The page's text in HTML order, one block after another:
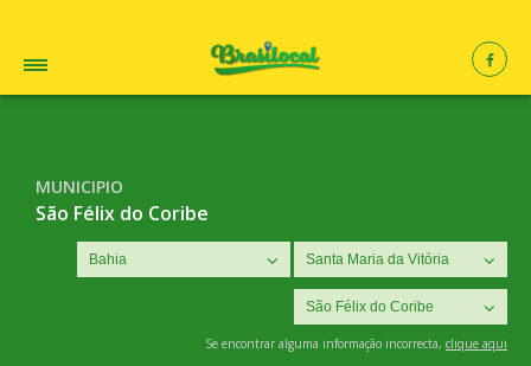
MUNICIPIO
São Félix do Coribe
Se encontrar alguma informação incorrecta, clique aqui